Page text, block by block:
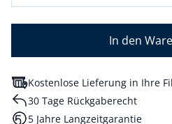
In den
Kostenlose Lieferung in Ihre
30 Tage Rückgaberecht
5 Jahre Langzeitgarantie